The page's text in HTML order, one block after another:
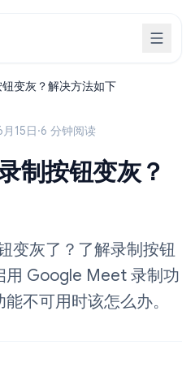
变灰？解决方法如下
15日·6 分钟阅读
制按钮变灰？
变灰了？了解录制按钮
用 Google Meet 录制功
不可用时该怎么办。